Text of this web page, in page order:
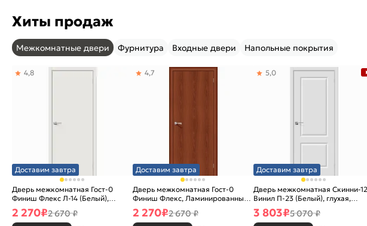
Хиты продаж
Межкомнатные двери Фурнитура Входные двери Напольные покрытия
Доставим завтра
Дверь межкомнатная Гост-0
Финиш Флекс Л-14 (Белый),
глухая, каркасно-щитовая
4,8
2 270₽2 670 ₽
Доставим завтра
Дверь межкомнатная Гост-0
Финиш Флекс, Ламинированные
Л-11 (ИталОрех), глухая,
каркасно-щитовая
4,7
2 270₽2 670 ₽
Доставим завтра
Дверь межкомнатная Скинни-12
Винил П-23 (Белый), глухая,
скиновая
5,0
3 803₽5 070 ₽